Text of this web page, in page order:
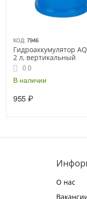
КОД: 7946
Гидроаккумулятор
2 л, вертикальный
0.0
В наличии
955₽
О нас